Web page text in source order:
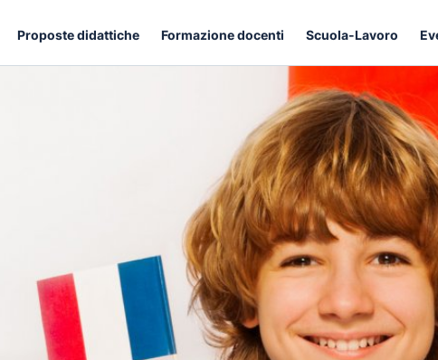
Proposte didattiche Formazione docenti Scuola-Lavoro